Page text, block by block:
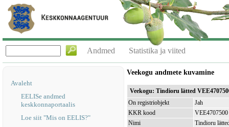
Andmed Statistika ja viited
Avaleht
EELISe andmed
keskkonnaportaalis
Loe siit "Mis on EELIS?"
Veekogu andmete kuvamine
Veekogu: Tindioru lätted
On registriobjekt
Jah
KKR kood
VEE4707500
Nimi
Tindioru